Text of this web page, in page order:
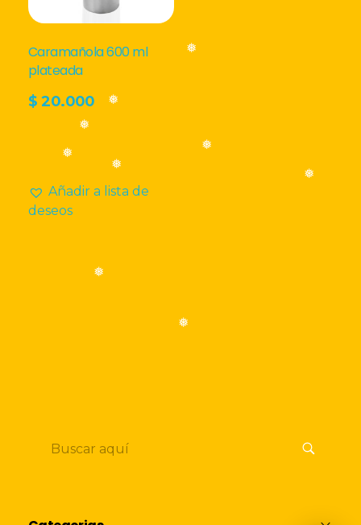
Caramañola 600 ml
plateada
$ 20.000
Añadir a lista de
deseos
❅
❅
❅
❅
❅
❅